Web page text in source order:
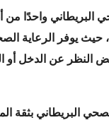
البريطاني واحدًا من
حيث يوفر الرعاية
النظر عن الدخل أو
البريطاني بثقة